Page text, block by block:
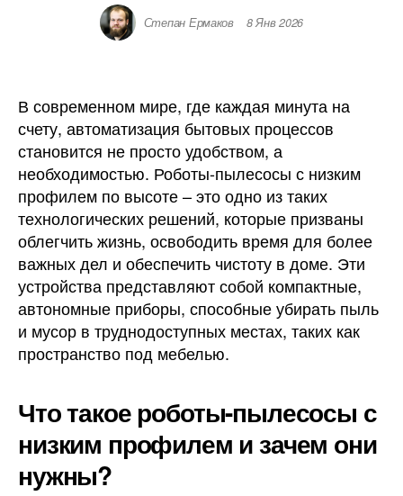
Степан Ермаков 8 Янв 2026
В современном мире, где каждая минута на
счету, автоматизация бытовых процессов
становится не просто удобством, а
необходимостью. Роботы-пылесосы с низким
профилем по высоте – это одно из таких
технологических решений, которые призваны
облегчить жизнь, освободить время для более
важных дел и обеспечить чистоту в доме. Эти
устройства представляют собой компактные,
автономные приборы, способные убирать пыль
и мусор в труднодоступных местах, таких как
пространство под мебелью.
Что такое роботы-пылесосы с
низким профилем и зачем они
нужны?